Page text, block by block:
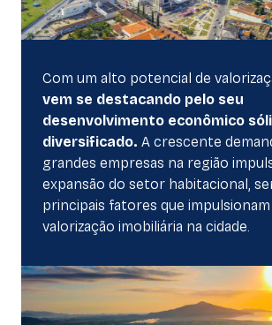
Com um alto potencial de
vem se destacando pelo seu
desenvolvimento econômico
diversificado. A crescente
grandes empresas na região
expansão do setor habitacional,
principais fatores que impulsionam
valorização imobiliária na cidade.